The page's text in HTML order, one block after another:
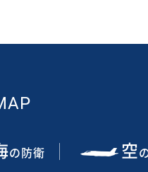
の防衛 空